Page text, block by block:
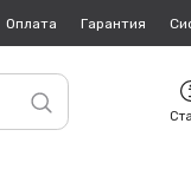
Оплата Гарантия